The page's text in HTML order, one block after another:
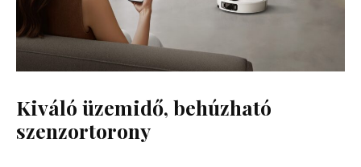
Kiváló üzemidő, behúzható
szenzortorony